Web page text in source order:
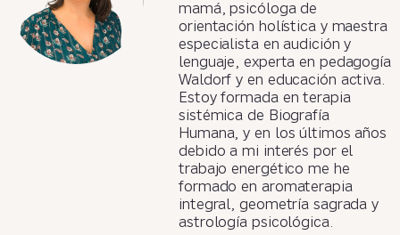
mamá, psicóloga de
orientación holística y maestra
especialista en audición y
lenguaje, experta en pedagogía
Waldorf y en educación activa.
Estoy formada en terapia
sistémica de Biografía
Humana, y en los últimos años
debido a mi interés por el
trabajo energético me he
formado en aromaterapia
integral, geometría sagrada y
astrología psicológica.